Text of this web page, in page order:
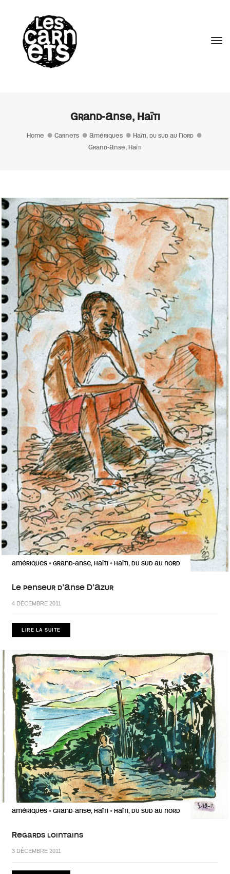
Grand-Anse, Haïti
Home Carnets Amériques
Haïti, du sud au Nord
Grand-Anse, Haïti
AMÉRIQUES • GRAND-ANSE, HAÏTI • HAÏTI, DU SUD AU NORD
Le penseur d’Anse D’Azur
4 DÉCEMBRE 2011
LIRE LA SUITE
AMÉRIQUES • GRAND-ANSE, HAÏTI • HAÏTI, DU SUD AU NORD
Regards lointains
3 DÉCEMBRE 2011